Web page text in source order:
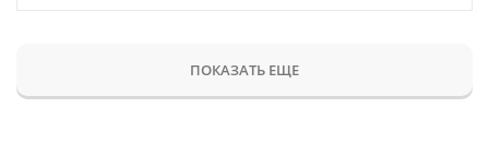
ПОКАЗАТЬ ЕЩЕ